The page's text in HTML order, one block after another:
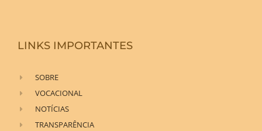
LINKS IMPORTANTES
SOBRE
VOCACIONAL
NOTÍCIAS
TRANSPARÊNCIA